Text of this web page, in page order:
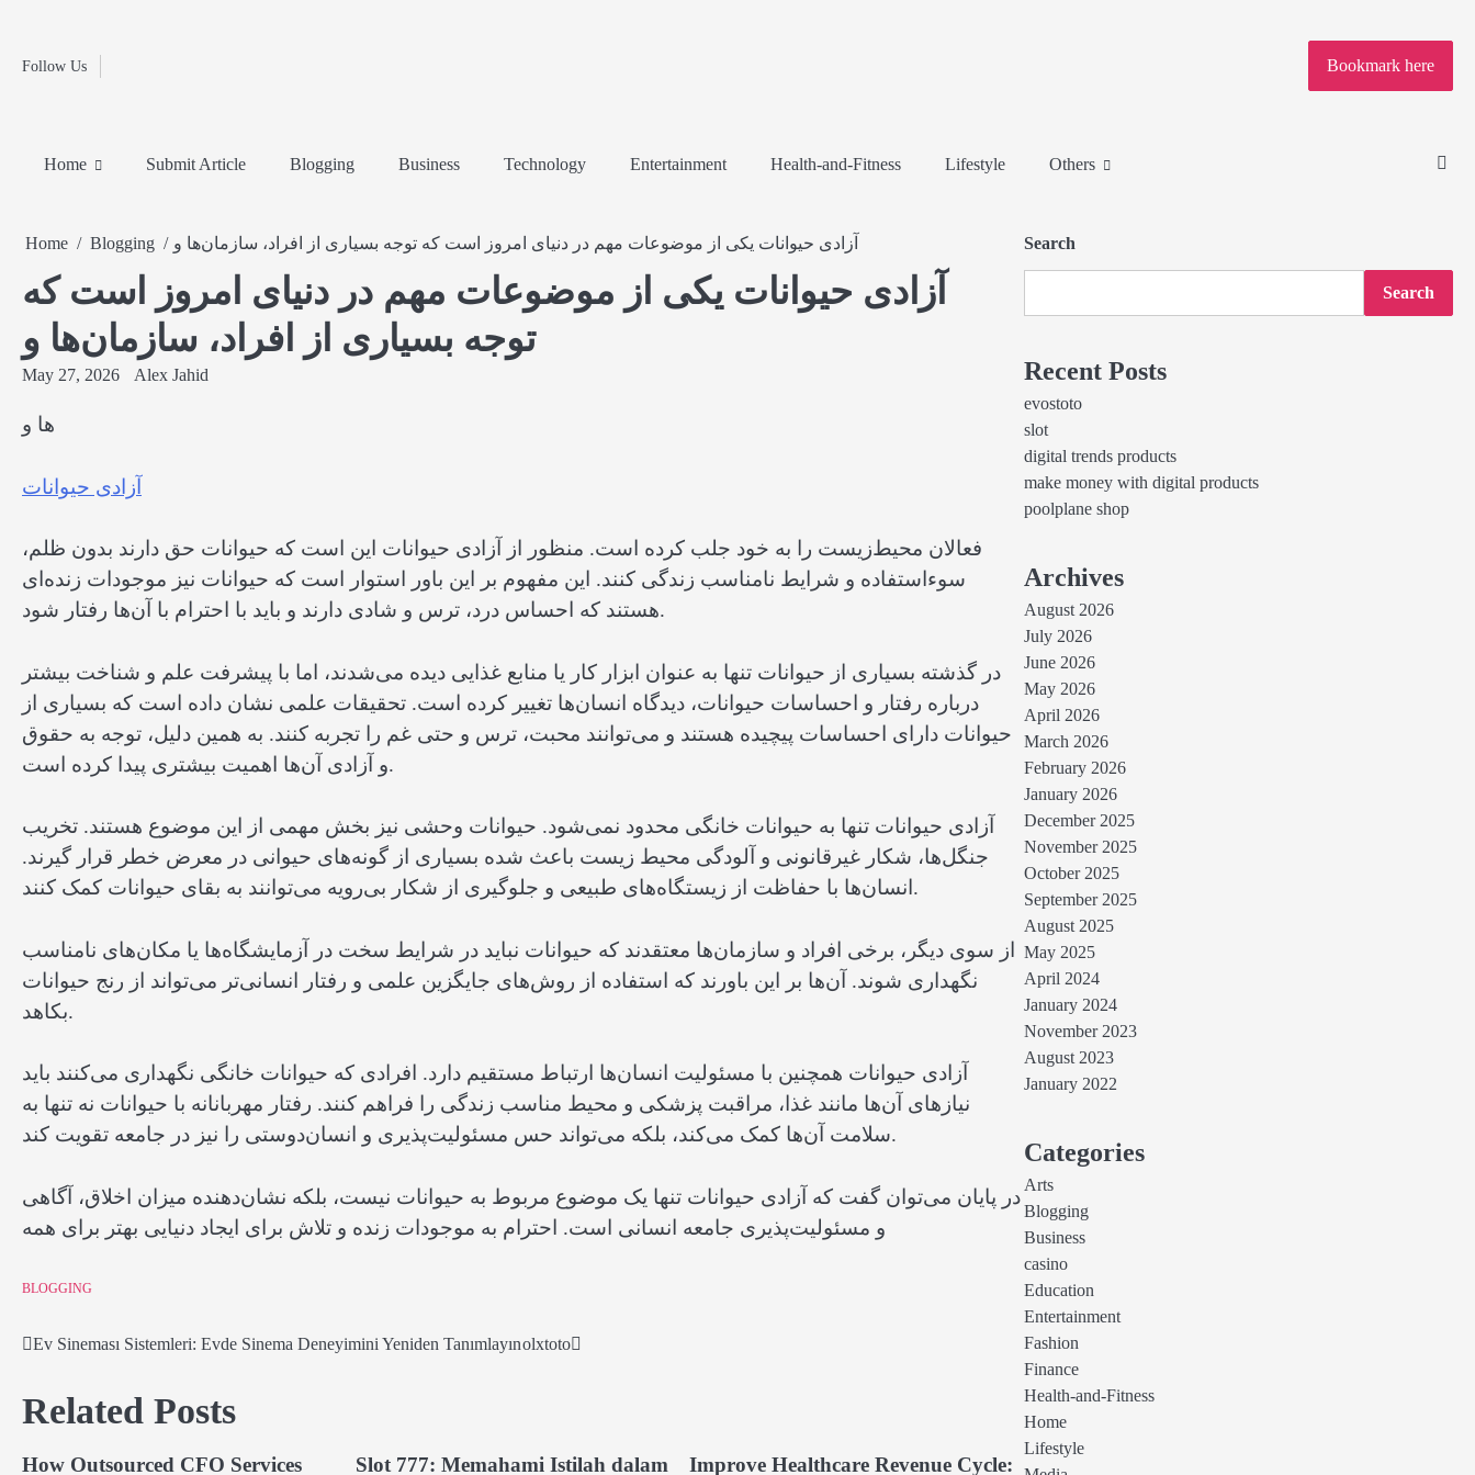
contentFollow Us
Home
Travel
Bookmark here
Home Submit Article Blogging Business Technology Entertainment Health-and-Fitness Lifestyle Others
Home Blogging آزادی حیوانات یکی از موضوعات مهم در دنیای امروز است که توجه بسیاری از افراد، سازمان‌ها و
آزادی حیوانات یکی از موضوعات مهم در دنیای امروز است که
توجه بسیاری از افراد، سازمان‌ها و
May 27, 2026 Alex Jahid
ها و
آزادی حیوانات
فعالان محیط‌زیست را به خود جلب کرده است. منظور از آزادی حیوانات این است که حیوانات حق دارند بدون ظلم،
سوءاستفاده و شرایط نامناسب زندگی کنند. این مفهوم بر این باور استوار است که حیوانات نیز موجودات زنده‌ای
هستند که احساس درد، ترس و شادی دارند و باید با احترام با آن‌ها رفتار شود.
در گذشته بسیاری از حیوانات تنها به عنوان ابزار کار یا منابع غذایی دیده می‌شدند، اما با پیشرفت علم و شناخت بیشتر
درباره رفتار و احساسات حیوانات، دیدگاه انسان‌ها تغییر کرده است. تحقیقات علمی نشان داده است که بسیاری از
حیوانات دارای احساسات پیچیده هستند و می‌توانند محبت، ترس و حتی غم را تجربه کنند. به همین دلیل، توجه به حقوق
و آزادی آن‌ها اهمیت بیشتری پیدا کرده است.
آزادی حیوانات تنها به حیوانات خانگی محدود نمی‌شود. حیوانات وحشی نیز بخش مهمی از این موضوع هستند. تخریب
جنگل‌ها، شکار غیرقانونی و آلودگی محیط زیست باعث شده بسیاری از گونه‌های حیوانی در معرض خطر قرار گیرند.
انسان‌ها با حفاظت از زیستگاه‌های طبیعی و جلوگیری از شکار بی‌رویه می‌توانند به بقای حیوانات کمک کنند.
از سوی دیگر، برخی افراد و سازمان‌ها معتقدند که حیوانات نباید در شرایط سخت در آزمایشگاه‌ها یا مکان‌های نامناسب
نگهداری شوند. آن‌ها بر این باورند که استفاده از روش‌های جایگزین علمی و رفتار انسانی‌تر می‌تواند از رنج حیوانات
بکاهد.
آزادی حیوانات همچنین با مسئولیت انسان‌ها ارتباط مستقیم دارد. افرادی که حیوانات خانگی نگهداری می‌کنند باید
نیازهای آن‌ها مانند غذا، مراقبت پزشکی و محیط مناسب زندگی را فراهم کنند. رفتار مهربانانه با حیوانات نه تنها به
سلامت آن‌ها کمک می‌کند، بلکه می‌تواند حس مسئولیت‌پذیری و انسان‌دوستی را نیز در جامعه تقویت کند.
در پایان می‌توان گفت که آزادی حیوانات تنها یک موضوع مربوط به حیوانات نیست، بلکه نشان‌دهنده میزان اخلاق، آگاهی
و مسئولیت‌پذیری جامعه انسانی است. احترام به موجودات زنده و تلاش برای ایجاد دنیایی بهتر برای همه
BLOGGING
Post
Ev Sineması Sistemleri: Evde Sinema Deneyimini Yeniden Tanımlayınolxtoto
Related Posts
How Outsourced CFO Services Slot 777: Memahami Istilah dalam Improve Healthcare Revenue Cycle:
Search
Search
Recent Posts
evostoto
slot
digital trends products
make money with digital products
poolplane shop
Archives
August 2026
July 2026
June 2026
May 2026
April 2026
March 2026
February 2026
January 2026
December 2025
November 2025
October 2025
September 2025
August 2025
May 2025
April 2024
January 2024
November 2023
August 2023
January 2022
Categories
Arts
Blogging
Business
casino
Education
Entertainment
Fashion
Finance
Health-and-Fitness
Home
Lifestyle